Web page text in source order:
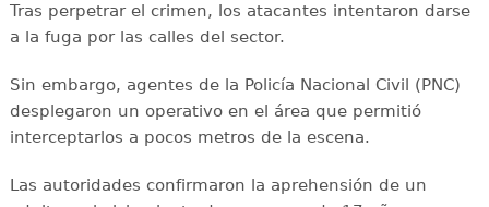
Tras perpetrar el crimen, los atacantes intentaron darse
a la fuga por las calles del sector.
Sin embargo, agentes de la Policía Nacional Civil (PNC)
desplegaron un operativo en el área que permitió
interceptarlos a pocos metros de la escena.
Las autoridades confirmaron la aprehensión de un